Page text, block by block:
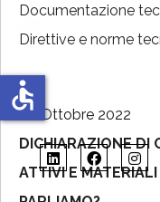
Documentazione
Direttive e norme
06 Ottobre 2022
DICHIARAZIONE DI
ATTIVI E
accessible